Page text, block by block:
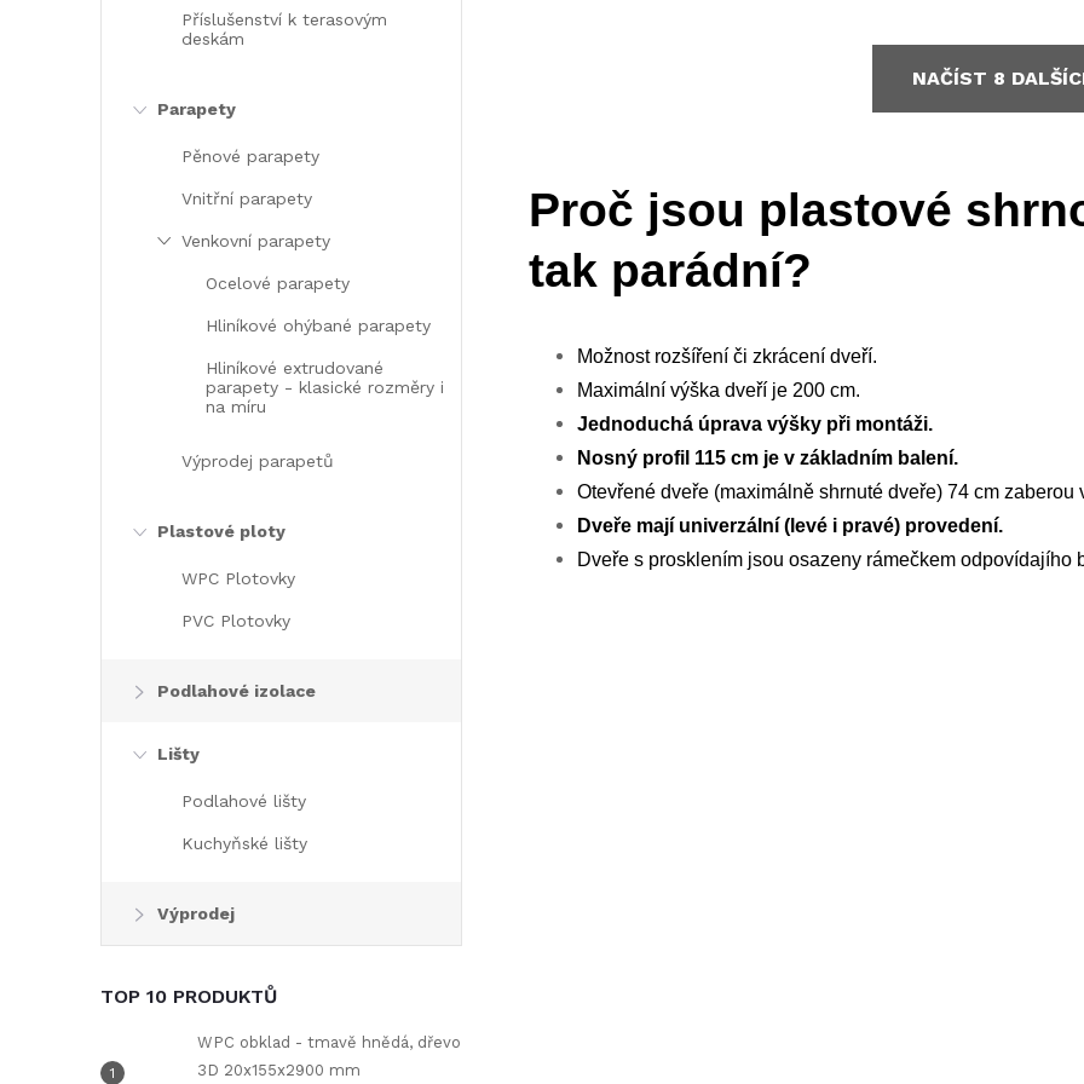
Příslušenství k terasovým
deskám
Parapety
Pěnové parapety
Vnitřní parapety
Venkovní parapety
Ocelové parapety
Hliníkové ohýbané parapety
Hliníkové extrudované
parapety - klasické rozměry i
na míru
Výprodej parapetů
Plastové ploty
WPC Plotovky
PVC Plotovky
Podlahové izolace
Lišty
Podlahové lišty
Kuchyňské lišty
Výprodej
TOP 10 PRODUKTŮ
WPC obklad - tmavě hnědá, dřevo
3D 20x155x2900 mm
á
d
NAČÍST 8
Proč jsou plastové
tak parádní?
Možnost rozšíření či zkrácení dveří.
Maximální výška dveří je 200 cm.
Jednoduchá úprava výšky při montáži.
Nosný profil 115 cm je v základním balení.
Otevřené dveře (maximálně shrnuté dveře) 74 cm zaberou
Dveře mají univerzální (levé i pravé) provedení.
Dveře s prosklením jsou osazeny rámečkem odpovídajího